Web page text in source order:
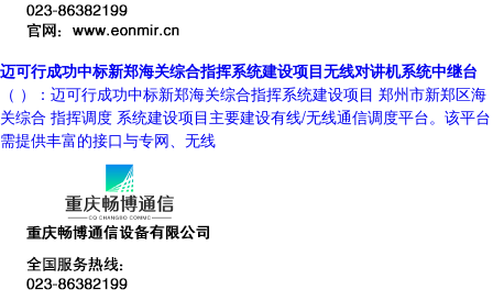
迈可行成功中标新郑海关综合指挥系统建设项目无线对讲机系统中继台
（ ）：迈可行成功中标新郑海关综合指挥系统建设项目 郑州市新郑区海
关综合 指挥调度 系统建设项目主要建设有线/无线通信调度平台。该平台
需提供丰富的接口与专网、无线